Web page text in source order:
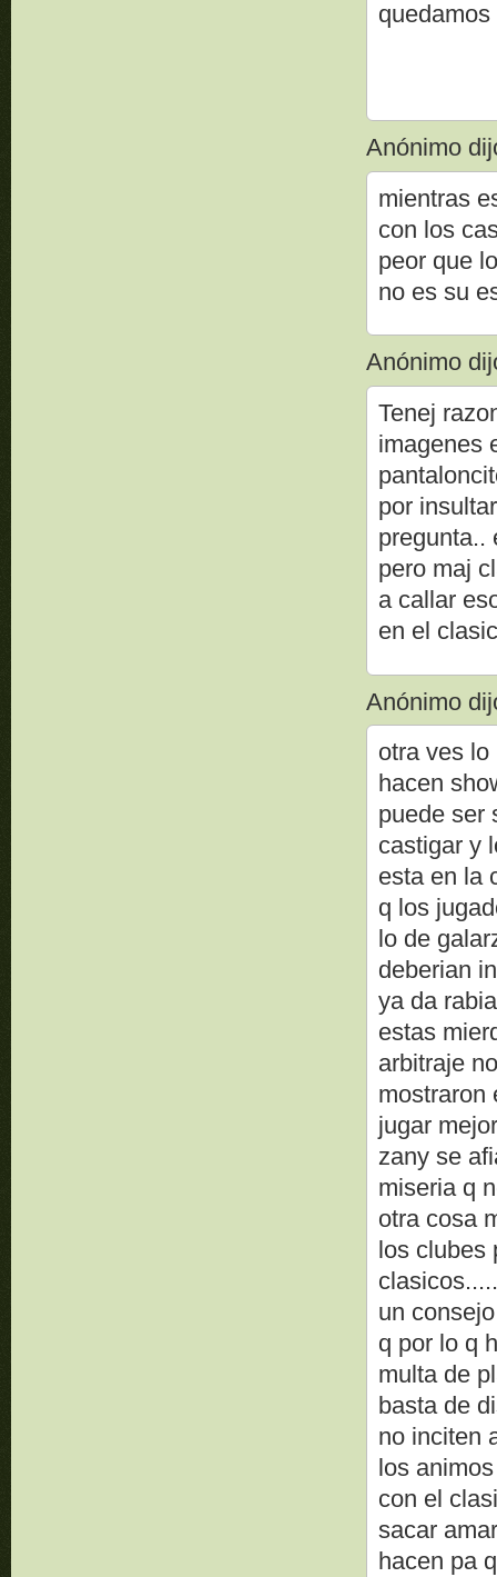
Anónimo
mientras
con los
peor que
no es su
Anónimo
Tenej
imagenes
por
pregunta..
pero maj
a callar
en el
Anónimo
otra ves
hacen
puede ser
castigar y
esta en la
q los
lo de
deberian
ya da
estas
arbitraje
mostraron
jugar
zany se
miseria q
otra cosa
los clubes
un
q por lo q
multa de
basta de
no inciten
los
con el
sacar
hacen pa